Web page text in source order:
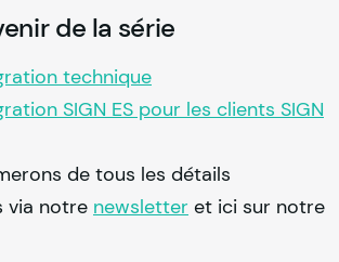
de la série
technique
SIGN ES pour les clients SIGN
de tous les détails
via notre newsletter et ici sur notre